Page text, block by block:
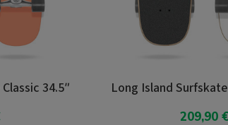
Long Island Surfskate Paradise 34″